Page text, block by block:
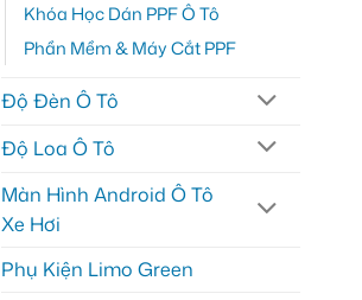
Khóa Học Dán PPF Ô Tô
Phần Mềm & Máy Cắt PPF
Độ Đèn Ô Tô
Độ Loa Ô Tô
Màn Hình Android Ô Tô
Xe Hơi
Phụ Kiện Limo Green